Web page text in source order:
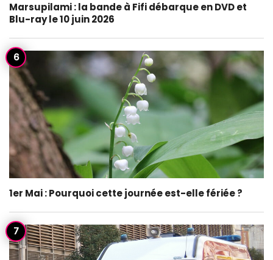
Marsupilami : la bande à Fifi débarque en DVD et
Blu-ray le 10 juin 2026
1er Mai : Pourquoi cette journée est-elle fériée ?